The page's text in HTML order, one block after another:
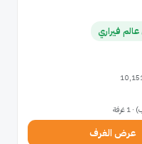
عرض الغرف